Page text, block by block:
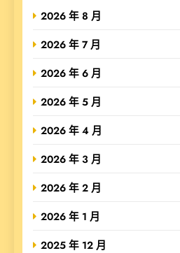
2026 年 8 月
2026 年 7 月
2026 年 6 月
2026 年 5 月
2026 年 4 月
2026 年 3 月
2026 年 2 月
2026 年 1 月
2025 年 12 月